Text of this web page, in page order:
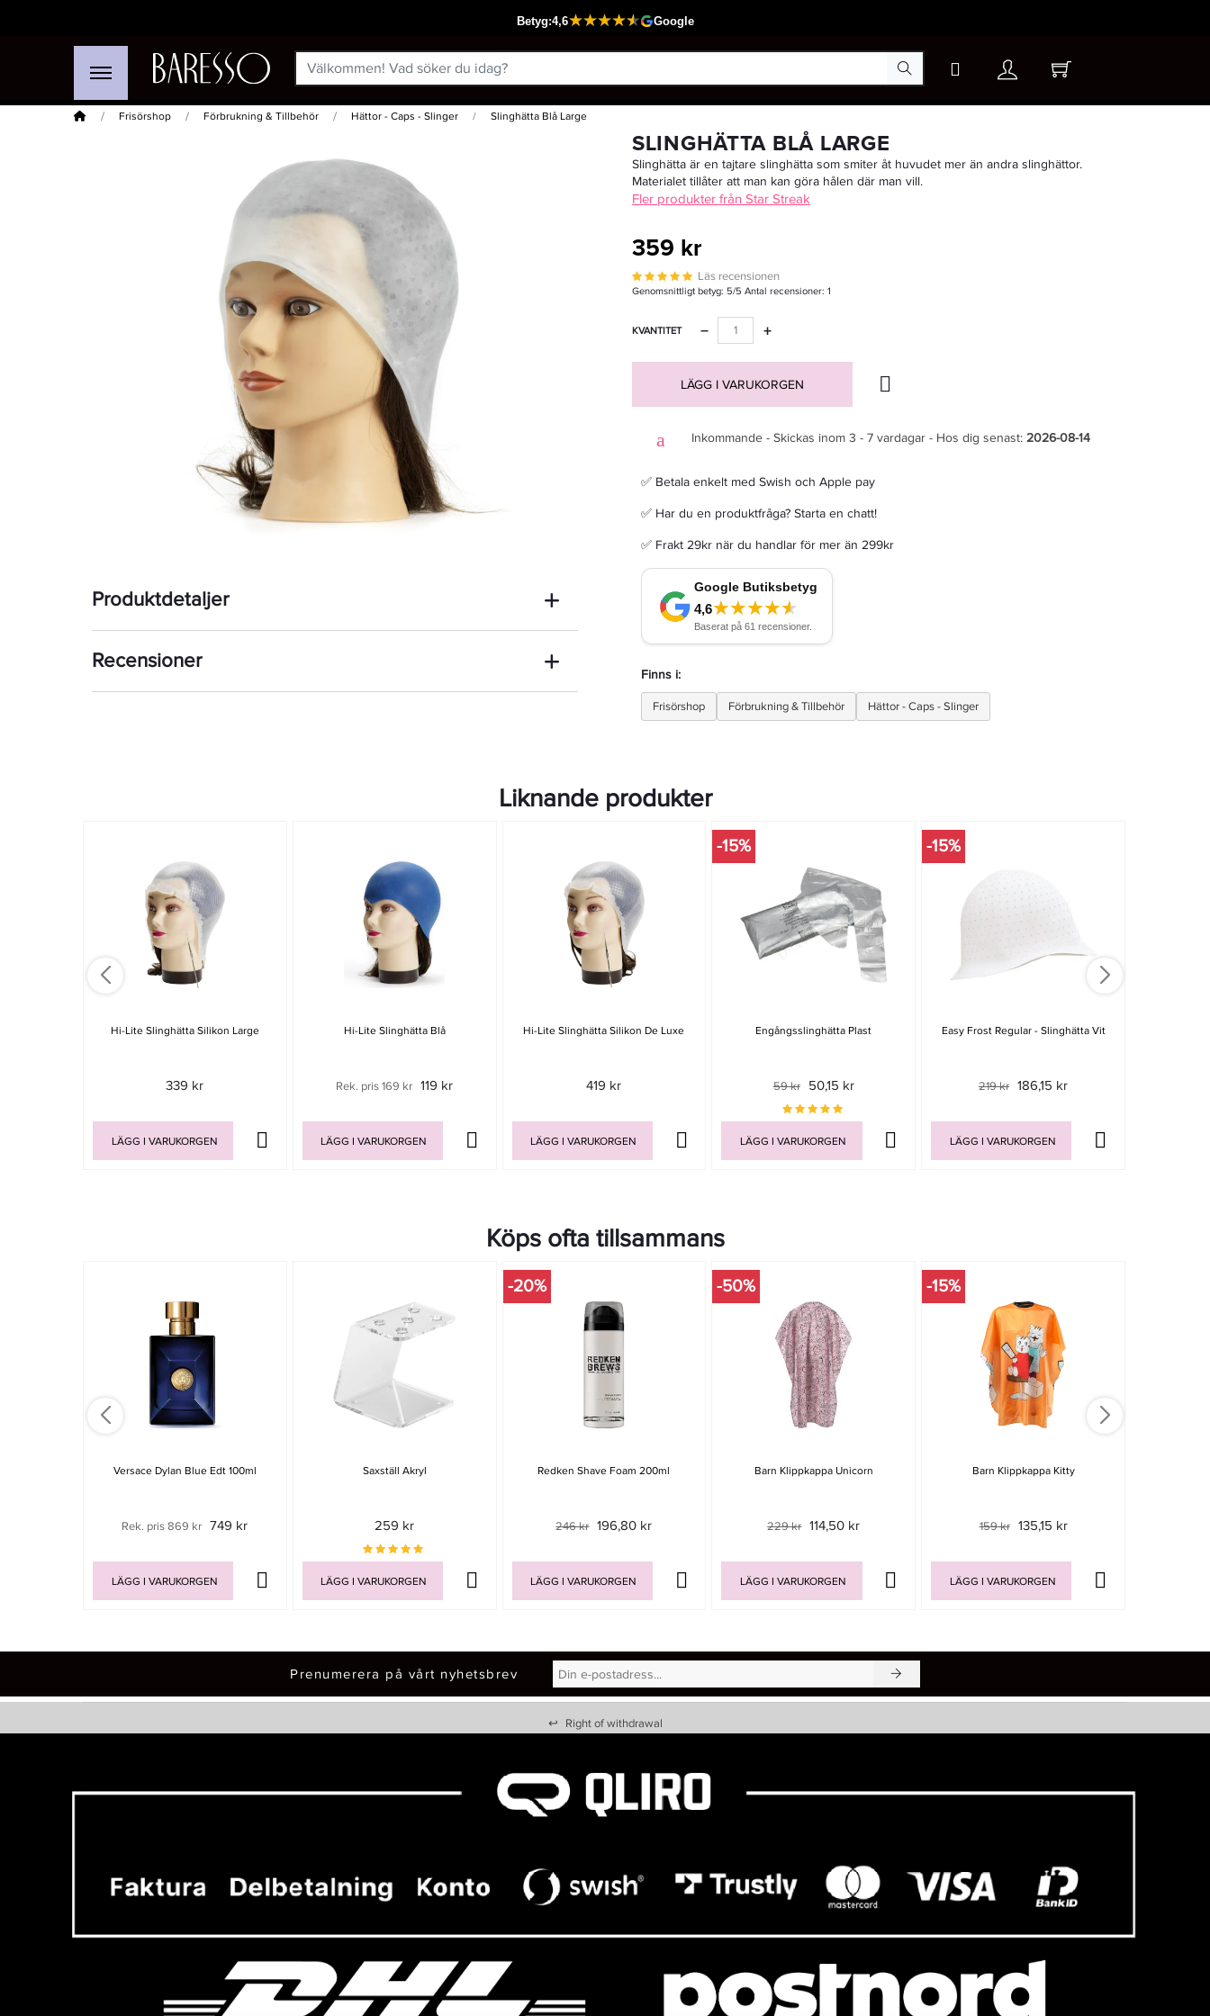
Hem Frisörshop Förbrukning & Tillbehör Hättor - Caps - Slinger Slinghätta Blå Large
Passar din varukorg
Semperguard Powder Free Latex S 6-7 100ST
249 kr
Produktdetaljer
Recensioner
SLINGHÄTTA BLÅ LARGE
Slinghätta är en tajtare slinghätta som smiter åt huvudet mer än andra slinghättor.
Materialet tillåter att man kan göra hålen där man vill.
Fler produkter från Star Streak
359 kr
Läs recensionen
Genomsnittligt betyg: 5/5 Antal recensioner: 1
KVANTITET +
−
LÄGG I VARUKORGEN
Inkommande - Skickas inom 3 - 7 vardagar - Hos dig senast: 2026-08-14
✅ Betala enkelt med Swish och Apple pay
✅ Har du en produktfråga? Starta en chatt!
✅ Frakt 29kr när du handlar för mer än 299kr
Finns i:
Frisörshop Förbrukning & Tillbehör Hättor - Caps - Slinger
Liknande produkter
Hi-Lite Slinghätta Silikon Large
339 kr
LÄGG I VARUKORGEN
Hi-Lite Slinghätta Blå
Rek. pris 169 kr 119 kr
LÄGG I VARUKORGEN
Hi-Lite Slinghätta Silikon De Luxe
419 kr
LÄGG I VARUKORGEN
-15%
Engångsslinghätta Plast
59 kr 50,15 kr
LÄGG I VARUKORGEN
-15%
Easy Frost Regular - Slinghätta Vit
219 kr 186,15 kr
LÄGG I VARUKORGEN
Köps ofta tillsammans
Versace Dylan Blue Edt 100ml
Rek. pris 869 kr 749 kr
LÄGG I VARUKORGEN
Saxställ Akryl
259 kr
LÄGG I VARUKORGEN
-20%
Redken Shave Foam 200ml
246 kr 196,80 kr
LÄGG I VARUKORGEN
-50%
Barn Klippkappa Unicorn
229 kr 114,50 kr
LÄGG I VARUKORGEN
-15%
Barn Klippkappa Kitty
159 kr 135,15 kr
LÄGG I VARUKORGEN
Prenumerera på vårt nyhetsbrev
↩ Right of withdrawal